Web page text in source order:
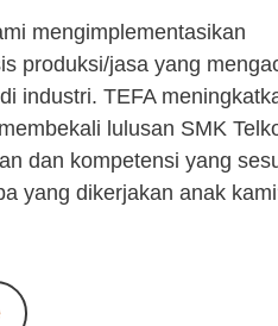
mengimplementasikan
produksi/jasa yang
industri. TEFA
lulusan SMK
dan kompetensi yang
yang dikerjakan anak